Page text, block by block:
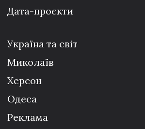
Дата-проєкти
Україна та світ
Миколаїв
Херсон
Одеса
Реклама